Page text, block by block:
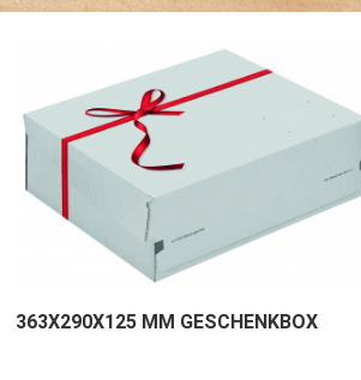
363X290X125 MM GESCHENKBOX